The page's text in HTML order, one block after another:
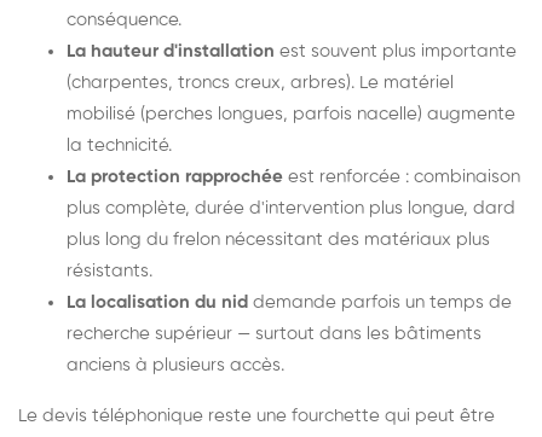
conséquence.
La hauteur d'installation est souvent plus importante
(charpentes, troncs creux, arbres). Le matériel
mobilisé (perches longues, parfois nacelle) augmente
la technicité.
La protection rapprochée est renforcée : combinaison
plus complète, durée d'intervention plus longue, dard
plus long du frelon nécessitant des matériaux plus
résistants.
La localisation du nid demande parfois un temps de
recherche supérieur — surtout dans les bâtiments
anciens à plusieurs accès.
Le devis téléphonique reste une fourchette qui peut être